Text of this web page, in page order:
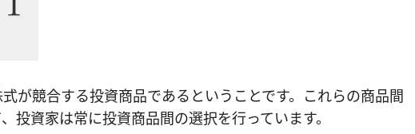
が競合する投資商品であるということです。これらの商品間
投資家は常に投資商品間の選択を行っています。